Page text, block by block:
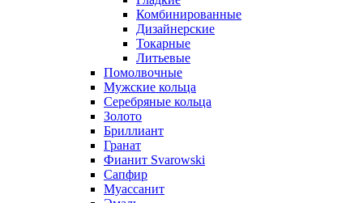
Комбинированные
Дизайнерские
Токарные
Литьевые
Помолвочные
Мужские кольца
Серебряные кольца
Золото
Бриллиант
Гранат
Фианит Svarowski
Сапфир
Муассанит